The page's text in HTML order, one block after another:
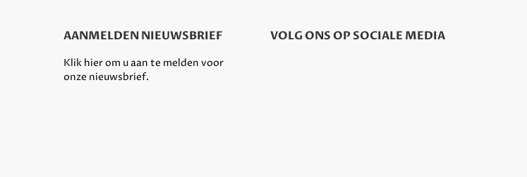
AANMELDEN NIEUWSBRIEF
Klik hier om u aan te melden voor
onze nieuwsbrief.
VOLG ONS OP SOCIALE MEDIA